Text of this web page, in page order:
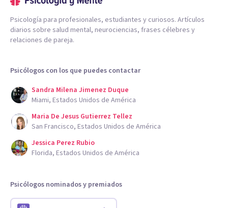
Psicología para profesionales, estudiantes y curiosos. Artículos
diarios sobre salud mental, neurociencias, frases célebres y
relaciones de pareja.
Psicólogos con los que puedes contactar
Sandra Milena Jimenez Duque
Miami, Estados Unidos de América
Maria De Jesus Gutierrez Tellez
San Francisco, Estados Unidos de América
Jessica Perez Rubio
Florida, Estados Unidos de América
Psicólogos nominados y premiados